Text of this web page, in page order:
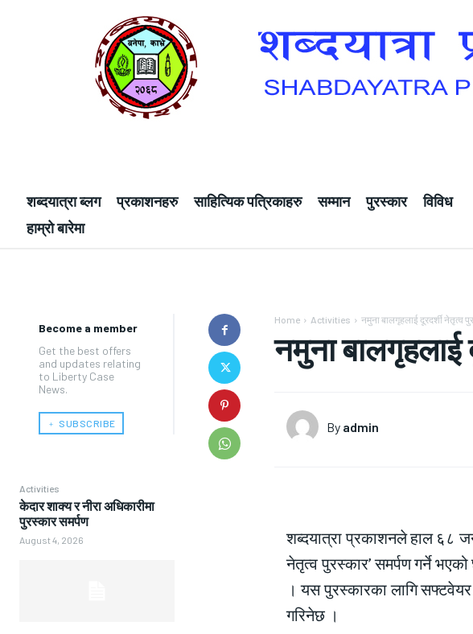
शब्दयात्रा ब्लग प्रकाशनहरु साहित्यिक पत्रिकाहरु सम्मान पुरस्कार
विविध
हाम्रो बारेमा
Become a member
Get the best offers
and updates relating
to Liberty Case
News.
﹢ SUBSCRIBE
Activities
केदार शाक्य र नीरा अधिकारीमा
पुरस्कार समर्पण
August 4, 2026
Home Activities नमुना बालगृहलाई दूरदर्शी नेतृत्व
नमुना बालगृहलाई
By admin
शब्दयात्रा प्रकाशनले हाल ६८
नेतृत्व पुरस्कार’ समर्पण गर्ने
। यस पुरस्कारका लागि सफ्टवेयर
गरिनेछ ।